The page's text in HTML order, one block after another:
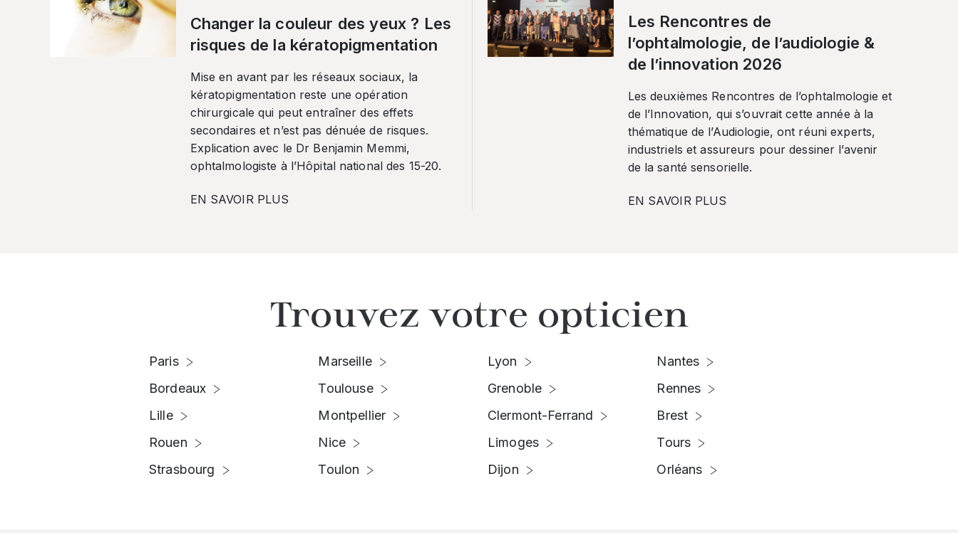
Changer la couleur des yeux ? Les
risques de la kératopigmentation
Mise en avant par les réseaux sociaux, la
kératopigmentation reste une opération
chirurgicale qui peut entraîner des effets
secondaires et n’est pas dénuée de risques.
Explication avec le Dr Benjamin Memmi,
ophtalmologiste à l’Hôpital national des 15-20.
EN SAVOIR PLUS
Les Rencontres de
l’ophtalmologie, de l’audiologie &
de l’innovation 2026
Les deuxièmes Rencontres de l’ophtalmologie et
de l’Innovation, qui s’ouvrait cette année à la
thématique de l’Audiologie, ont réuni experts,
industriels et assureurs pour dessiner l’avenir
de la santé sensorielle.
EN SAVOIR PLUS
Trouvez votre opticien
Paris
Bordeaux
Lille
Rouen
Strasbourg
Marseille
Toulouse
Montpellier
Nice
Toulon
Lyon
Grenoble
Clermont-Ferrand
Limoges
Dijon
Nantes
Rennes
Brest
Tours
Orléans